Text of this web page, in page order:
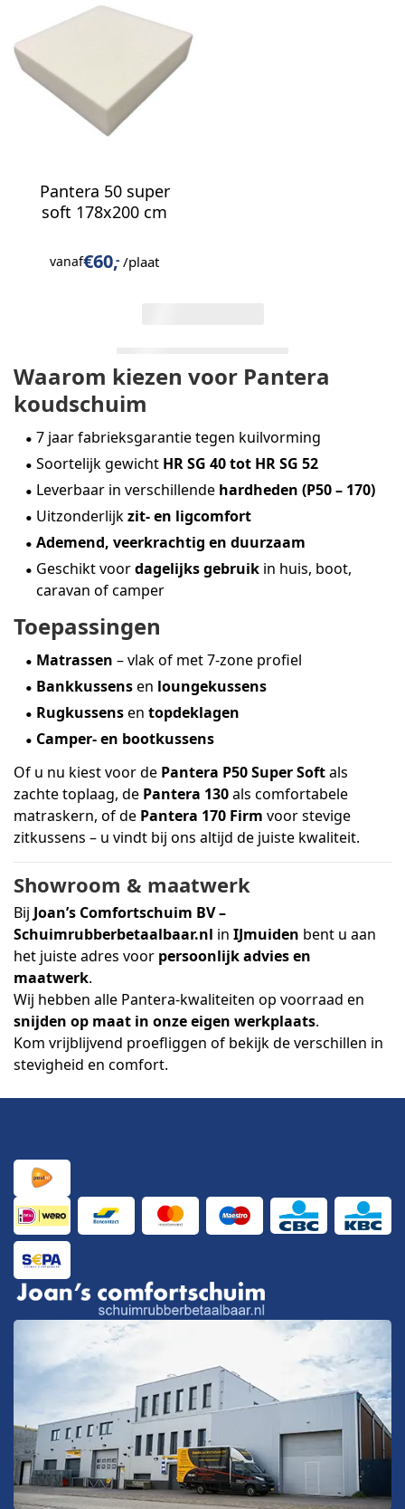
Pantera 50 super
soft 178x200 cm
vanaf€60,- /plaat
Waarom kiezen voor Pantera
koudschuim
7 jaar fabrieksgarantie tegen kuilvorming
Soortelijk gewicht HR SG 40 tot HR SG 52
Leverbaar in verschillende hardheden (P50 – 170)
Uitzonderlijkzit- en ligcomfort
Ademend, veerkrachtig en duurzaam
Geschikt voordagelijks gebruik in huis, boot,
caravan of camper
Toepassingen
Matrassen – vlak of met 7-zone profiel
Bankkussensen loungekussens
Rugkussensen topdeklagen
Camper- en bootkussens
Of u nu kiest voor de Pantera P50 Super Softals
zachte toplaag, de Pantera 130als comfortabele
matraskern, of de Pantera 170 Firm voor stevige
zitkussens – u vindt bij ons altijd de juiste kwaliteit.
Showroom & maatwerk
Bij Joan’s Comfortschuim BV –
Schuimrubberbetaalbaar.nl in IJmuiden bent u aan
het juiste adres voor persoonlijk advies en
maatwerk.
Wij hebben alle Pantera-kwaliteiten op voorraad en
snijden op maat in onze eigen werkplaats.
Kom vrijblijvend proefliggen of bekijk de verschillen in
stevigheid en comfort.